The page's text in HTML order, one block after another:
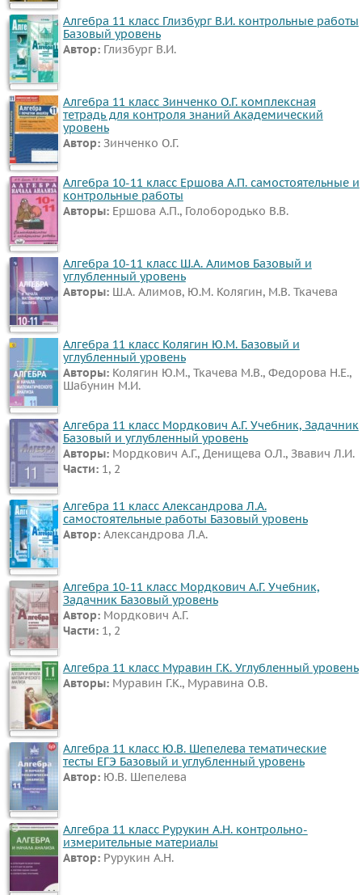
Алгебра 11 класс Глизбург В.И. контрольные работы
Базовый уровень
Автор: Глизбург В.И.
Алгебра 11 класс Зинченко О.Г. комплексная
тетрадь для контроля знаний Академический
уровень
Автор: Зинченко О.Г.
Алгебра 10-11 класс Ершова А.П. самостоятельные и
контрольные работы
Авторы: Ершова А.П., Голобородько В.В.
Алгебра 10-11 класс Ш.А. Алимов Базовый и
углубленный уровень
Авторы: Ш.А. Алимов, Ю.М. Колягин, М.В. Ткачева
Алгебра 11 класс Колягин Ю.М. Базовый и
углубленный уровень
Авторы: Колягин Ю.М., Ткачева М.В., Федорова Н.Е.,
Шабунин М.И.
Алгебра 11 класс Мордкович А.Г. Учебник, Задачник
Базовый и углубленный уровень
Авторы: Мордкович А.Г., Денищева О.Л., Звавич Л.И.
Части: 1, 2
Алгебра 11 класс Александрова Л.А.
самостоятельные работы Базовый уровень
Автор: Александрова Л.А.
Алгебра 10-11 класс Мордкович А.Г. Учебник,
Задачник Базовый уровень
Автор: Мордкович А.Г.
Части: 1, 2
Алгебра 11 класс Муравин Г.К. Углубленный уровень
Авторы: Муравин Г.К., Муравина О.В.
Алгебра 11 класс Ю.В. Шепелева тематические
тесты ЕГЭ Базовый и углубленный уровень
Автор: Ю.В. Шепелева
Алгебра 11 класс Рурукин А.Н. контрольно-
измерительные материалы
Автор: Рурукин А.Н.